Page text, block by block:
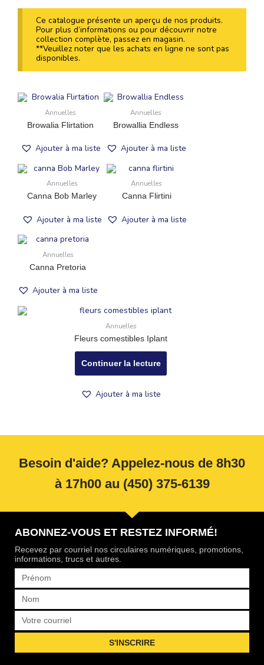
Ce catalogue présente un aperçu de nos produits.
Pour plus d’informations ou pour découvrir notre
collection complète, passez en magasin.
**Veuillez noter que les achats en ligne ne sont pas
disponibles.
Annuelles
Browalia Flirtation
Ajouter à ma liste
Annuelles
Browallia Endless
Ajouter à ma liste
Annuelles
Canna Bob Marley
Ajouter à ma liste
Annuelles
Canna Flirtini
Ajouter à ma liste
Annuelles
Canna Pretoria
Ajouter à ma liste
Annuelles
Fleurs comestibles Iplant
Continuer la lecture
Ajouter à ma liste
Besoin d'aide? Appelez-nous de 8h30
à 17h00 au (450) 375-6139
ABONNEZ-VOUS ET RESTEZ INFORMÉ!
Recevez par courriel nos circulaires numériques, promotions,
informations, trucs et autres.
Prénom
Nom
Courriel
S'INSCRIRE